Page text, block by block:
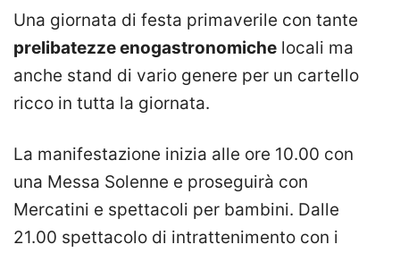
Una giornata di festa primaverile con tante
prelibatezze enogastronomiche locali ma
anche stand di vario genere per un cartello
ricco in tutta la giornata.
La manifestazione inizia alle ore 10.00 con
una Messa Solenne e proseguirà con
Mercatini e spettacoli per bambini. Dalle
21.00 spettacolo di intrattenimento con i